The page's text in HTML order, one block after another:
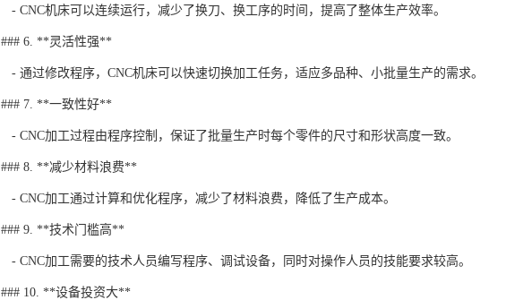
- CNC机床可以连续运行，减少了换刀、换工序的时间，提高了整体生产效率。
### 6. **灵活性强**
- 通过修改程序，CNC机床可以快速切换加工任务，适应多品种、小批量生产的需求。
### 7. **一致性好**
- CNC加工过程由程序控制，保证了批量生产时每个零件的尺寸和形状高度一致。
### 8. **减少材料浪费**
- CNC加工通过计算和优化程序，减少了材料浪费，降低了生产成本。
### 9. **技术门槛高**
- CNC加工需要的技术人员编写程序、调试设备，同时对操作人员的技能要求较高。
### 10. **设备投资大**